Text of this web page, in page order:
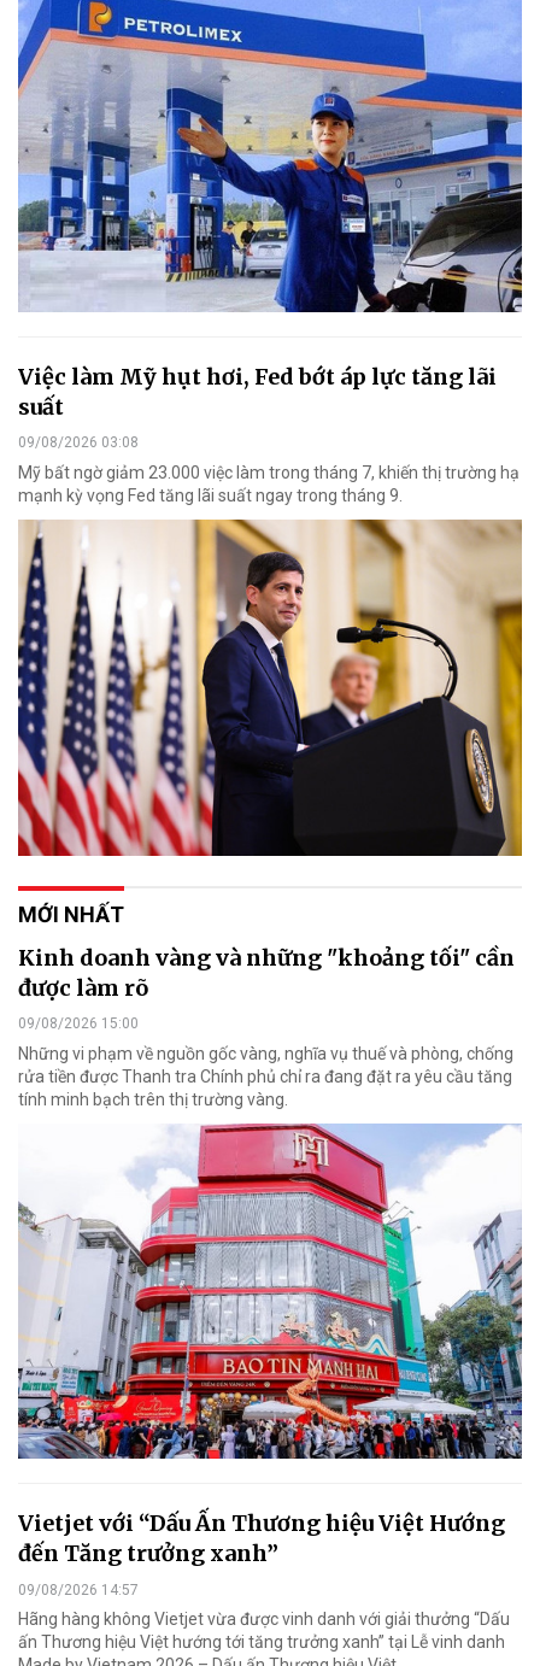
Việc làm Mỹ hụt hơi, Fed bớt áp lực tăng lãi
suất
09/08/2026 03:08
Mỹ bất ngờ giảm 23.000 việc làm trong tháng 7, khiến thị trường hạ
mạnh kỳ vọng Fed tăng lãi suất ngay trong tháng 9.
MỚI NHẤT
Kinh doanh vàng và những "khoảng tối" cần
được làm rõ
09/08/2026 15:00
Những vi phạm về nguồn gốc vàng, nghĩa vụ thuế và phòng, chống
rửa tiền được Thanh tra Chính phủ chỉ ra đang đặt ra yêu cầu tăng
tính minh bạch trên thị trường vàng.
Vietjet với “Dấu Ấn Thương hiệu Việt Hướng
đến Tăng trưởng xanh”
09/08/2026 14:57
Hãng hàng không Vietjet vừa được vinh danh với giải thưởng “Dấu
ấn Thương hiệu Việt hướng tới tăng trưởng xanh” tại Lễ vinh danh